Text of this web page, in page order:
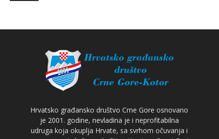
Hrvatsko građansko društvo Crne Gore osnovano
je 2001. godine, nevladina je i neprofitabilna
udruga koja okuplja Hrvate, sa svrhom očuvanja i